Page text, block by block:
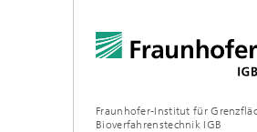
Fraunhofer-Institut für
Bioverfahrenstechnik IGB